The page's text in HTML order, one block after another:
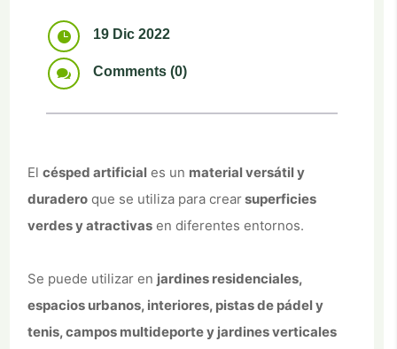
 19 Dic 2022
 Comments (0)
Elcésped artificial es un material versátil y
duradero que se utiliza para crearsuperficies
verdes y atractivas en diferentes entornos.
Se puede utilizar en jardines residenciales,
espacios urbanos, interiores, pistas de pádel y
tenis, campos multideporte y jardines verticales